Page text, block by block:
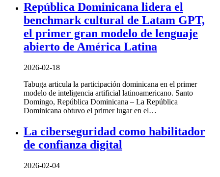
República Dominicana lidera el
benchmark cultural de Latam GPT,
el primer gran modelo de lenguaje
abierto de América Latina
2026-02-18
Tabuga articula la participación dominicana en el primer
modelo de inteligencia artificial latinoamericano. Santo
Domingo, República Dominicana – La República
Dominicana obtuvo el primer lugar en el…
La ciberseguridad como habilitador
de confianza digital
2026-02-04